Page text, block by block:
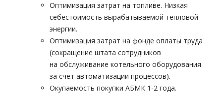
Оптимизация затрат на топливе. Низкая
себестоимость вырабатываемой тепловой
энергии.
Оптимизация затрат на фонде оплаты труда
(сокращение штата сотрудников
на обслуживание котельного оборудования
за счет автоматизации процессов).
Окупаемость покупки АБМК 1-2 года.